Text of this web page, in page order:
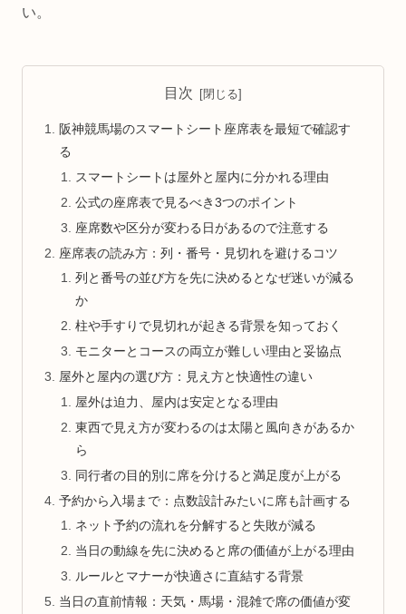
い。
目次
阪神競馬場のスマートシート座席表を最短で確認す
る
スマートシートは屋外と屋内に分かれる理由
公式の座席表で見るべき3つのポイント
座席数や区分が変わる日があるので注意する
座席表の読み方：列・番号・見切れを避けるコツ
列と番号の並び方を先に決めるとなぜ迷いが減る
か
柱や手すりで見切れが起きる背景を知っておく
モニターとコースの両立が難しい理由と妥協点
屋外と屋内の選び方：見え方と快適性の違い
屋外は迫力、屋内は安定となる理由
東西で見え方が変わるのは太陽と風向きがあるか
ら
同行者の目的別に席を分けると満足度が上がる
予約から入場まで：点数設計みたいに席も計画する
ネット予約の流れを分解すると失敗が減る
当日の動線を先に決めると席の価値が上がる理由
ルールとマナーが快適さに直結する背景
当日の直前情報：天気・馬場・混雑で席の価値が変